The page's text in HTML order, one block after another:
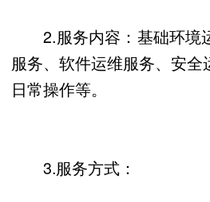
2.服务内容：基础环境
服务、软件运维服务、安
日常操作等。
3.服务方式：